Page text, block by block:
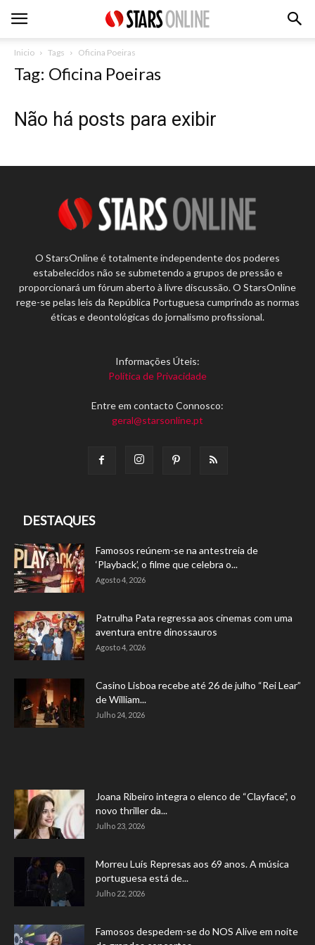
Inicio Tags Oficina Poeiras
Tag: Oficina Poeiras
Não há posts para exibir
O StarsOnline é totalmente independente dos poderes
estabelecidos não se submetendo a grupos de pressão e
proporcionará um fórum aberto à livre discussão. O StarsOnline
rege-se pelas leis da República Portuguesa cumprindo as normas
éticas e deontológicas do jornalismo profissional.
Informações Úteis:
Política de Privacidade
Entre em contacto Connosco:
geral@starsonline.pt
DESTAQUES
Famosos reúnem-se na antestreia de
‘Playback’, o filme que celebra o...
Agosto 4, 2026
Patrulha Pata regressa aos cinemas com uma
aventura entre dinossauros
Agosto 4, 2026
Casino Lisboa recebe até 26 de julho “Rei Lear”
de William...
Julho 24, 2026
Joana Ribeiro integra o elenco de “Clayface”, o
novo thriller da...
Julho 23, 2026
Morreu Luís Represas aos 69 anos. A música
portuguesa está de...
Julho 22, 2026
Famosos despedem-se do NOS Alive em noite